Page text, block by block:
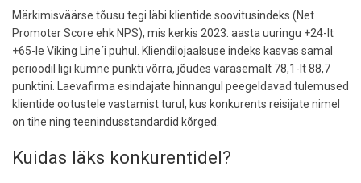
Märkimisväärse tõusu tegi läbi klientide soovitusindeks (Net
Promoter Score ehk NPS), mis kerkis 2023. aasta uuringu +24-lt
+65-le Viking Line´i puhul. Kliendilojaalsuse indeks kasvas samal
perioodil ligi kümne punkti võrra, jõudes varasemalt 78,1-lt 88,7
punktini. Laevafirma esindajate hinnangul peegeldavad tulemused
klientide ootustele vastamist turul, kus konkurents reisijate nimel
on tihe ning teenindusstandardid kõrged.
Kuidas läks konkurentidel?